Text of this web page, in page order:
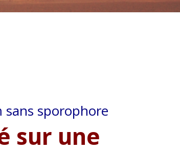
sans sporophore
sur une